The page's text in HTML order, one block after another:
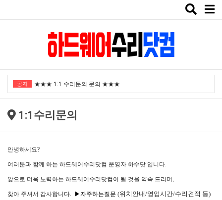
Toggle
공지 ★★★ 1:1 수리문의 문의 ★★★
2024년 한가위 휴일 안내
"노트북부서" 1월 임시휴가 안내
1:1수리문의
안녕하세요?
여러분과 함께 하는 하드웨어수리닷컴 운영자 하수닷 입니다.
앞으로 더욱 노력하는 하드웨어수리닷컴이 될 것을 약속 드리며,
찾아 주셔서 감사합니다. ▶자주하는질문 (위치안내/영업시간/수리견적 등)